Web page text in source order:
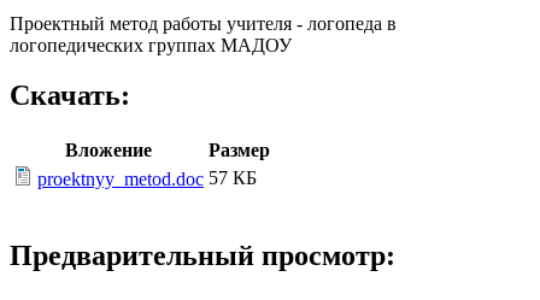
Проектный метод работы учителя - логопеда в
логопедических группах МАДОУ
Скачать:
Вложение
Размер
proektnyy_metod.doc 57 КБ
Предварительный просмотр: